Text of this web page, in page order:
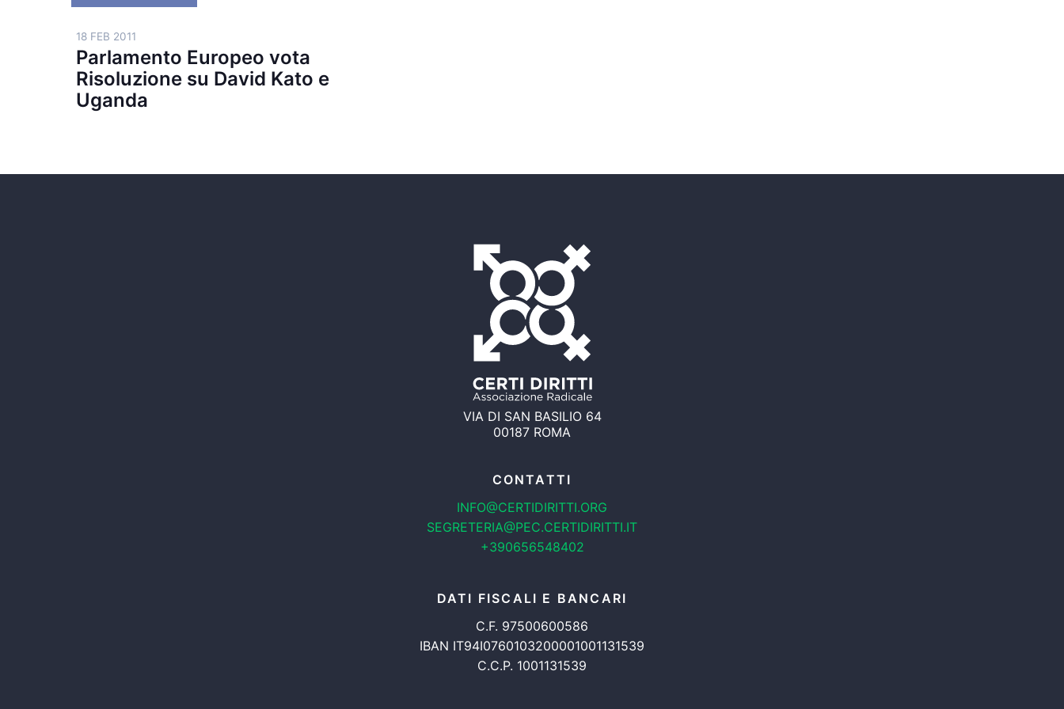
18 FEB 2011
Parlamento Europeo vota
Risoluzione su David Kato e
Uganda
VIA DI SAN BASILIO 64
00187 ROMA
CONTATTI
INFO@CERTIDIRITTI.ORG
SEGRETERIA@PEC.CERTIDIRITTI.IT
+390656548402
DATI FISCALI E BANCARI
C.F. 97500600586
IBAN IT94I0760103200001001131539
C.C.P. 1001131539